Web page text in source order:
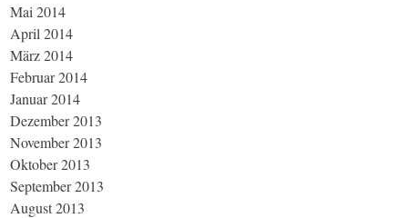
Mai 2014
April 2014
März 2014
Februar 2014
Januar 2014
Dezember 2013
November 2013
Oktober 2013
September 2013
August 2013